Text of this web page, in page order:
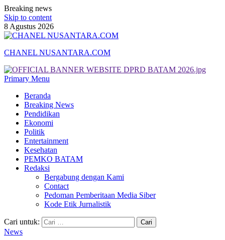
Breaking news
Skip to content
8 Agustus 2026
CHANEL NUSANTARA.COM
Primary Menu
Beranda
Breaking News
Pendidikan
Ekonomi
Politik
Entertainment
Kesehatan
PEMKO BATAM
Redaksi
Bergabung dengan Kami
Contact
Pedoman Pemberitaan Media Siber
Kode Etik Jurnalistik
Cari untuk:
News